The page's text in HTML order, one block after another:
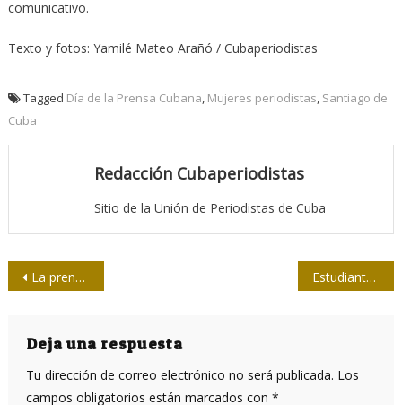
comunicativo.
Texto y fotos: Yamilé Mateo Arañó / Cubaperiodistas
Tagged Día de la Prensa Cubana, Mujeres periodistas, Santiago de
Cuba
Redacción Cubaperiodistas
Sitio de la Unión de Periodistas de Cuba
Navegación
entradas
La prensa de cara a la audiencia, un debate en Holguín Estudiantes de Periodismo comparten con fundadores de la Upec
Deja una respuesta
Tu dirección de correo electrónico no será publicada. Los
campos obligatorios están marcados con *